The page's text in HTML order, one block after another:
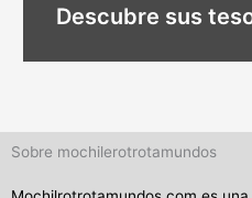
Descubre sus
Sobre mochilerotrotamundos